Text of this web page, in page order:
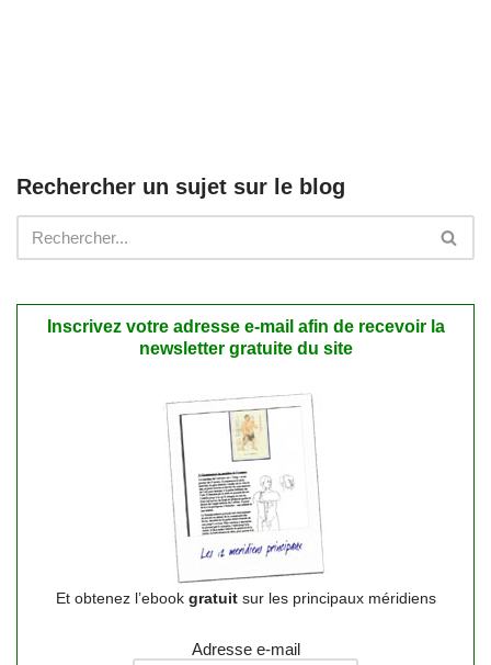
Rechercher un sujet sur le blog
Inscrivez votre adresse e-mail afin de recevoir la
newsletter gratuite du site
Et obtenez l’ebook gratuitsur les principaux méridiens
Adresse e-mail